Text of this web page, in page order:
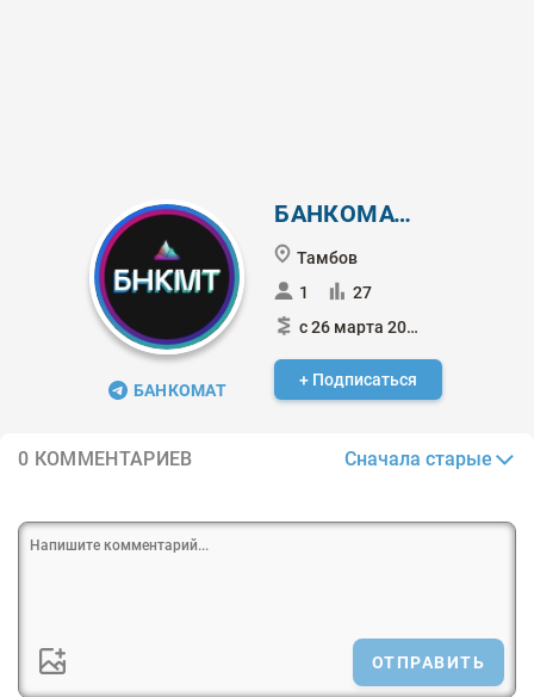
БАНКОМАТ
БАНКОМАТ SC
Тамбов
1
27
с 26 марта 2024
+ Подписаться
0 КОММЕНТАРИЕВ Сначала старые
ОТПРАВИТЬ